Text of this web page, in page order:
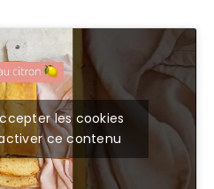
les cookies
ce contenu